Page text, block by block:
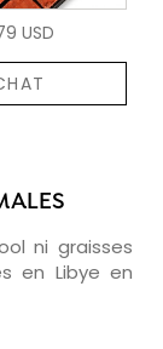
USD
ni graisses
en Libye en